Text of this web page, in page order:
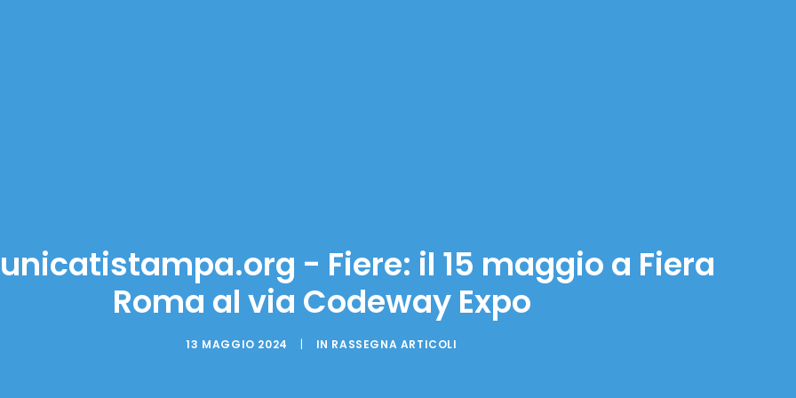
- Fiere: il 15 maggio a Fiera
Roma al via Codeway Expo
13 MAGGIO 2024 | IN RASSEGNA ARTICOLI